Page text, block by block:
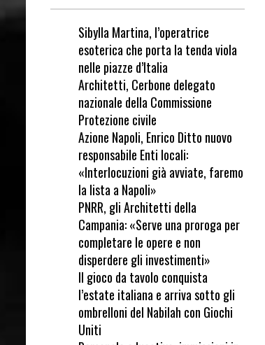
Sibylla Martina, l’operatrice
esoterica che porta la tenda viola
nelle piazze d’Italia
Architetti, Cerbone delegato
nazionale della Commissione
Protezione civile
Azione Napoli, Enrico Ditto nuovo
responsabile Enti locali:
«Interlocuzioni già avviate, faremo
la lista a Napoli»
PNRR, gli Architetti della
Campania: «Serve una proroga per
completare le opere e non
disperdere gli investimenti»
Il gioco da tavolo conquista
l’estate italiana e arriva sotto gli
ombrelloni del Nabilah con Giochi
Uniti